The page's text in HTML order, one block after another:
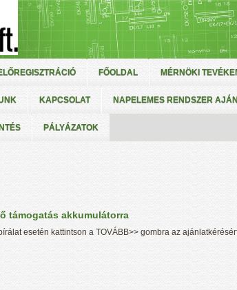
FŐOLDAL MÉRNÖKI
KAPCSOLAT NAPELEMES RENDSZER
PÁLYÁZATOK
támogatás akkumulátorra
esetén kattintson a TOVÁBB>> gombra az